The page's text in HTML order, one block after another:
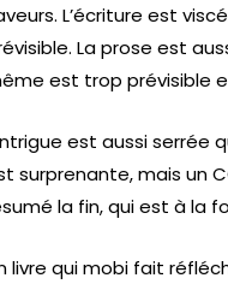
L’écriture est
La prose est
est trop prévisible
est aussi serrée
surprenante, mais un
la fin, qui est à la
livre qui mobi fait